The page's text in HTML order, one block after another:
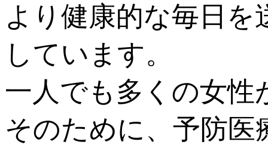
より健康的な毎日
しています。
一人でも多くの女
そのために、予防医